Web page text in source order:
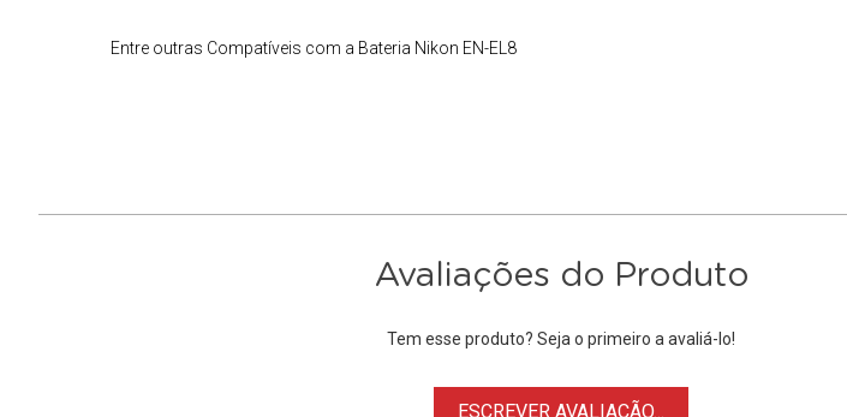
Entre outras Compatíveis com a Bateria Nikon EN-EL8
Avaliações do Produto
Tem esse produto? Seja o primeiro a avaliá-lo!
ESCREVER AVALIAÇÃO...